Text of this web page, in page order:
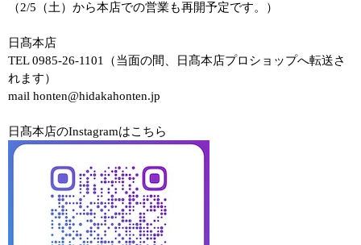
（2/5（土）から本店での営業も再開予定です。）
日髙本店
TEL 0985-26-1101（当面の間、日髙本店プロショップへ転送さ
れます）
mail honten@hidakahonten.jp
日髙本店のInstagramはこちら